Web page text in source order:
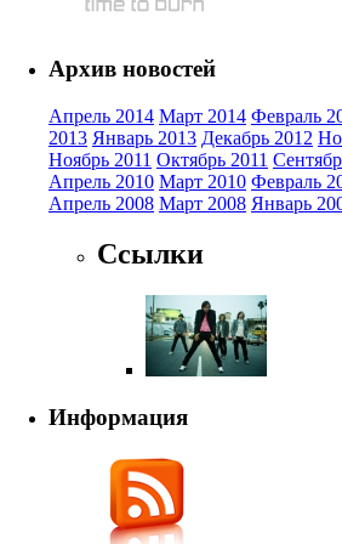
Архив новостей
Апрель 2014 Март 2014 Февраль
2013 Январь 2013 Декабрь 2012
Ноябрь 2011 Октябрь 2011
Апрель 2010 Март 2010 Февраль
Апрель 2008 Март 2008 Январь
Ссылки
Информация